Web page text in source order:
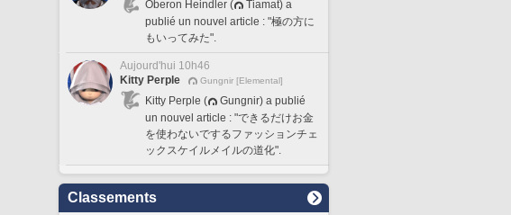
Oberon Heindler (
Tiamat) a
publié un nouvel article : "極の方に
もいってみた".
Aujourd'hui 10h46
Kitty Perple
Gungnir [Elemental]
Kitty Perple (
Gungnir) a publié
un nouvel article : "できるだけお金
を使わないでするファッションチェ
ックスケイルメイルの道化".
Classements